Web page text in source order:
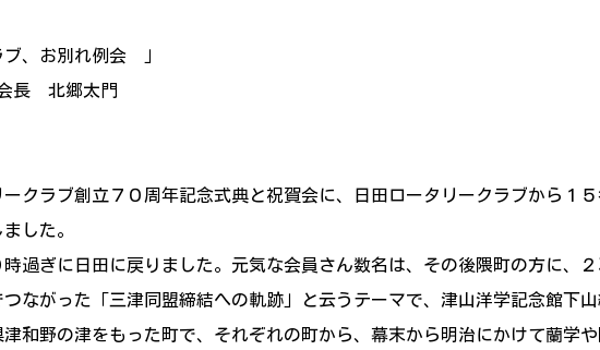
ブ、お別れ例会 」
長 北郷太門
クラブ創立７０周年記念式典と祝賀会に、日田ロータリークラブから１
ました。
過ぎに日田に戻りました。元気な会員さん数名は、その後隈町の方に、
ながった「三津同盟締結への軌跡」と云うテーマで、津山洋学記念館下
和野の津をもった町で、それぞれの町から、幕末から明治にかけて蘭学